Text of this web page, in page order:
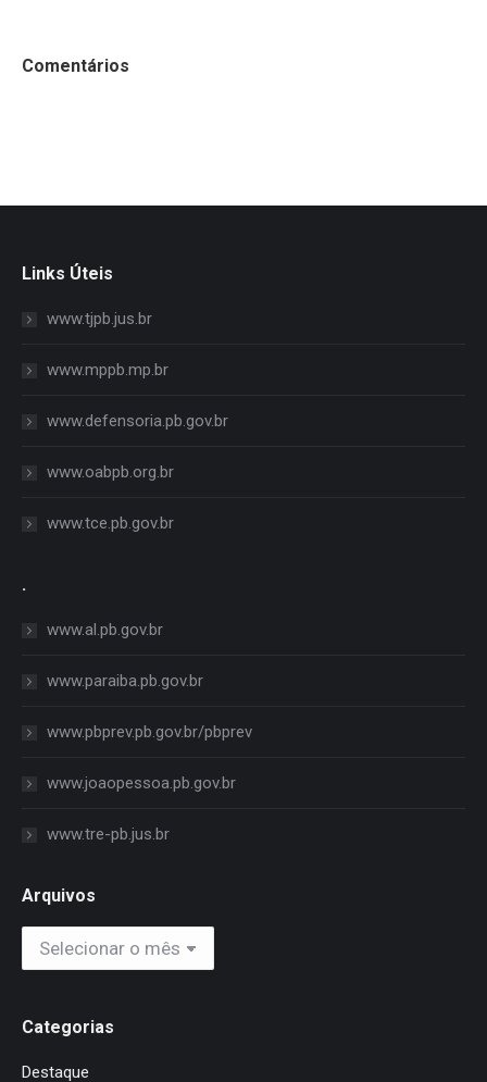
Comentários
Links Úteis
www.tjpb.jus.br
www.mppb.mp.br
www.defensoria.pb.gov.br
www.oabpb.org.br
www.tce.pb.gov.br
.
www.al.pb.gov.br
www.paraiba.pb.gov.br
www.pbprev.pb.gov.br/pbprev
www.joaopessoa.pb.gov.br
www.tre-pb.jus.br
Arquivos
Arquivos
Categorias
Destaque